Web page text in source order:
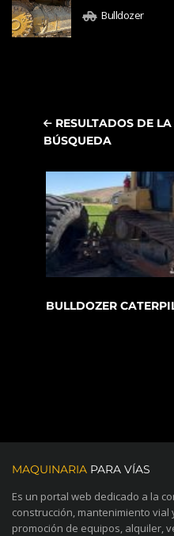
Bulldozer
RESULTADOS DE LA
BÚSQUEDA
BULLDOZER
MAQUINARIA PARA VÍAS
Es un portal web dedicado a la
construcción, mantenimiento
promoción de equipos, alquiler,